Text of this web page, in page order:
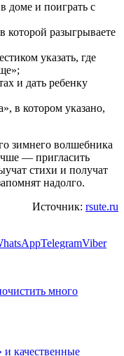
доме и поиграть с
которой разыгрываете
указать, где
и дать ребенку
в котором указано,
зимнего волшебника
― пригласить
стихи и получат
надолго.
Источник: rsute.ru
TelegramViber
много
и качественные